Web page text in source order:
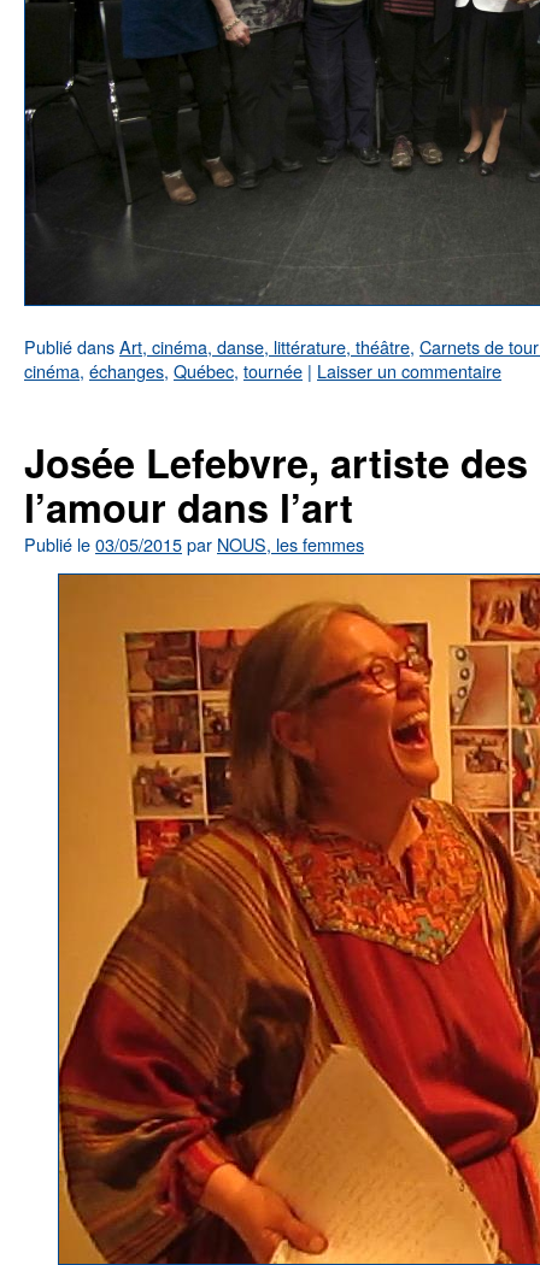
Publié dansArt, cinéma, danse, littérature, théâtre, Carnets de
cinéma, échanges, Québec, tournée | Laisser un commentaire
Josée Lefebvre, artiste
l’amour dans l’art
Publié le03/05/2015par NOUS, les femmes